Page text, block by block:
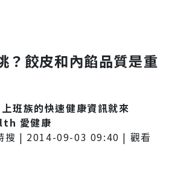
？餃皮和內餡品質是重
上班族的快速健康資訊就來
愛健康
搜 | 2014-09-03 09:40 | 觀看